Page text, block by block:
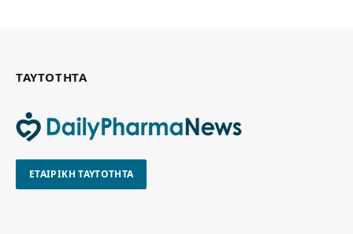
ΤΑΥΤΟΤΗΤΑ
ΕΤΑΙΡΙΚΗ ΤΑΥΤΟΤΗΤΑ